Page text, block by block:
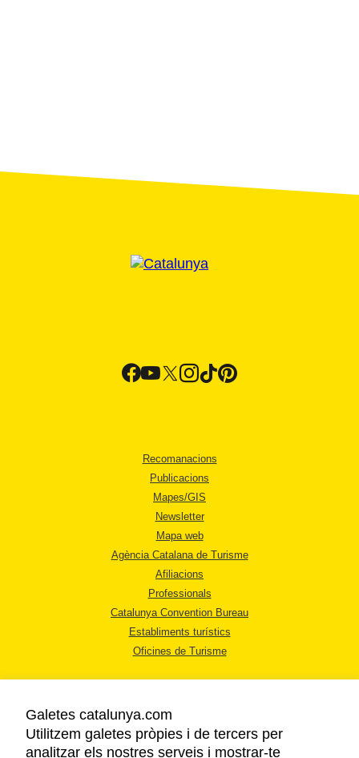
Recomanacions
Publicacions
Mapes/GIS
Newsletter
Mapa web
Agència Catalana de Turisme
Afiliacions
Professionals
Catalunya Convention Bureau
Establiments turístics
Oficines de Turisme
Galetes catalunya.com
Utilitzem galetes pròpies i de tercers per
analitzar els nostres serveis i mostrar-te